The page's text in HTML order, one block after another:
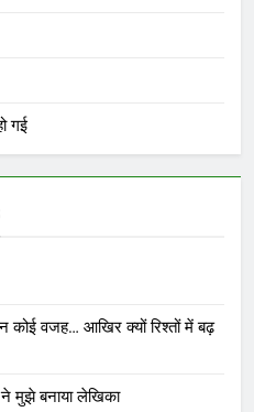
गई
वजह… आखिर क्यों रिश्तों में बढ़
मुझे बनाया लेखिका